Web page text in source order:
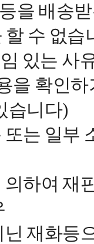
을 배송
할 수 없습
있는 사
을 확인
습니다)
또는 일부
의하여 재
재화등